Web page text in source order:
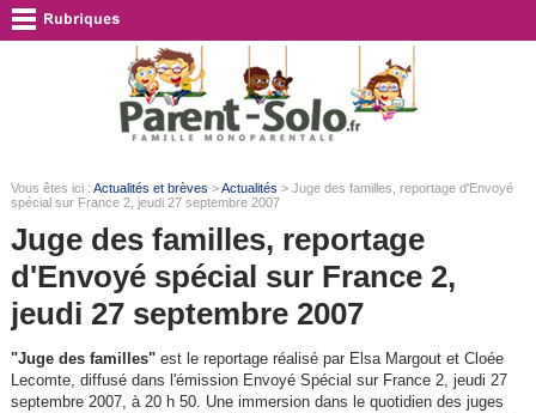
Vous êtes ici : Actualités et brèves >Actualités > Juge des familles, reportage d'Envoyé
spécial sur France 2, jeudi 27 septembre 2007
Juge des familles, reportage
d'Envoyé spécial sur France 2,
jeudi 27 septembre 2007
"Juge des familles" est le reportage réalisé par Elsa Margout et Cloée
Lecomte, diffusé dans l'émission Envoyé Spécial sur France 2, jeudi 27
septembre 2007, à 20 h 50. Une immersion dans le quotidien des juges